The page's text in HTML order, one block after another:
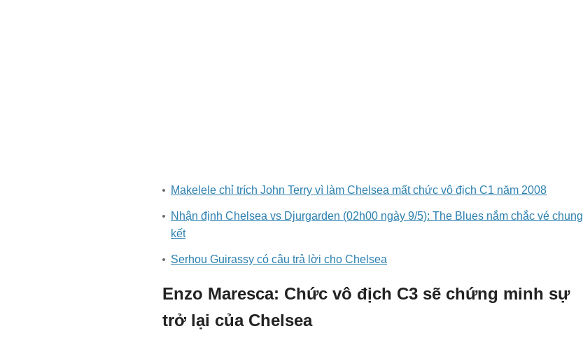
Makelele chỉ trích John Terry vì làm Chelsea mất chức vô địch C1 năm 2008
Nhận định Chelsea vs Djurgarden (02h00 ngày 9/5): The Blues nắm chắc vé chung
kết
Serhou Guirassy có câu trả lời cho Chelsea
Enzo Maresca: Chức vô địch C3 sẽ chứng minh sự
trở lại của Chelsea